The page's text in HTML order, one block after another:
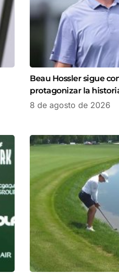
Beau Hossler sigue
protagonizar la
8 de agosto de 2026